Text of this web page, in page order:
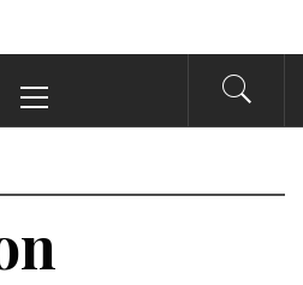
principal